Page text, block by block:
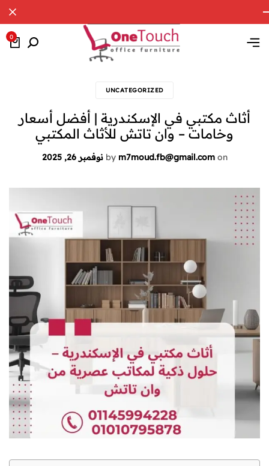
0
UNCATEGORIZED
أثاث مكتبي في الإسكندرية | أفضل أسعار
وخامات – وان تاتش للأثاث المكتبي
bym7moud.fb@gmail.com on نوفمبر 26, 2025